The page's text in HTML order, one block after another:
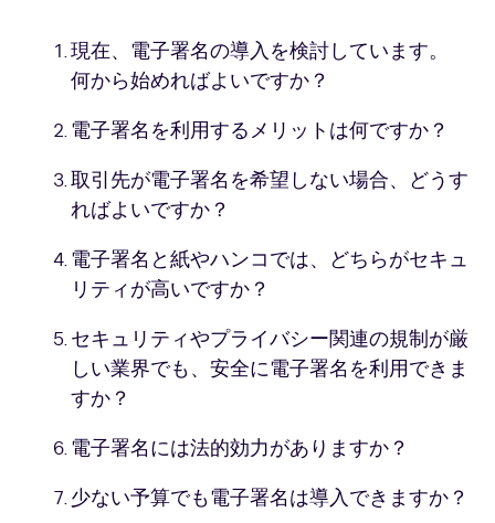
現在、電子署名の導入を検討しています。
何から始めればよいですか？
電子署名を利用するメリットは何ですか？
取引先が電子署名を希望しない場合、どうす
ればよいですか？
電子署名と紙やハンコでは、どちらがセキュ
リティが高いですか？
セキュリティやプライバシー関連の規制が厳
しい業界でも、安全に電子署名を利用できま
すか？
電子署名には法的効力がありますか？
少ない予算でも電子署名は導入できますか？